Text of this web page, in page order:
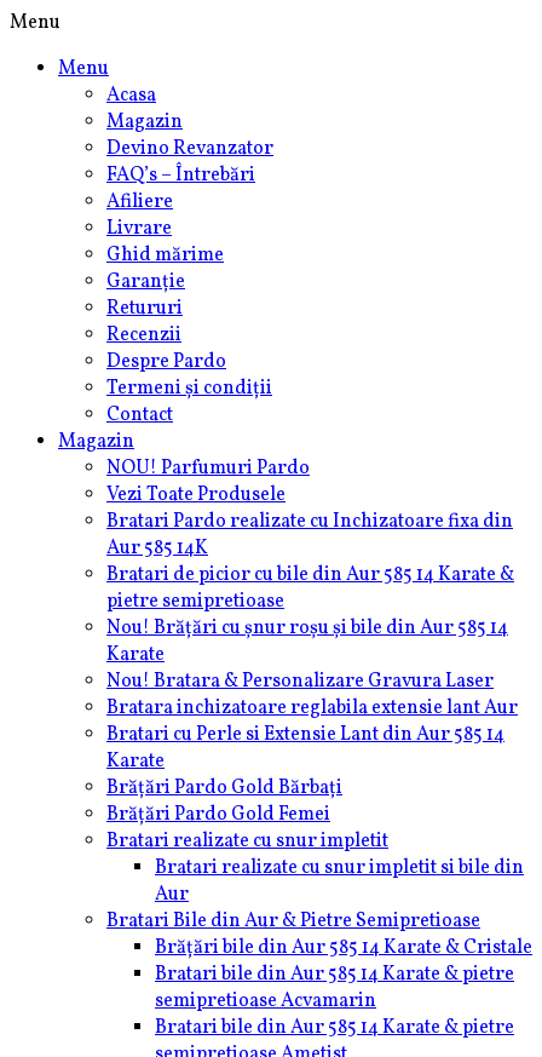
Skip
content
Menu
Menu
Acasa
Magazin
Devino Revanzator
FAQ’s – Întrebări
Afiliere
Livrare
Ghid mărime
Garanție
Retururi
Recenzii
Despre Pardo
Termeni și condiții
Contact
Magazin
NOU! Parfumuri Pardo
Vezi Toate Produsele
Bratari Pardo realizate cu Inchizatoare fixa din
Aur 585 14K
Bratari de picior cu bile din Aur 585 14 Karate &
pietre semipretioase
Nou! Brățări cu șnur roșu și bile din Aur 585 14
Karate
Nou! Bratara & Personalizare Gravura Laser
Bratara inchizatoare reglabila extensie lant Aur
Bratari cu Perle si Extensie Lant din Aur 585 14
Karate
Brățări Pardo Gold Bărbați
Brățări Pardo Gold Femei
Bratari realizate cu snur impletit
Bratari realizate cu snur impletit si bile din
Aur
Bratari Bile din Aur & Pietre Semipretioase
Brățări bile din Aur 585 14 Karate & Cristale
Bratari bile din Aur 585 14 Karate & pietre
semipretioase Acvamarin
Bratari bile din Aur 585 14 Karate & pietre